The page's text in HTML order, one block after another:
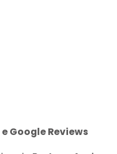
Google Reviews